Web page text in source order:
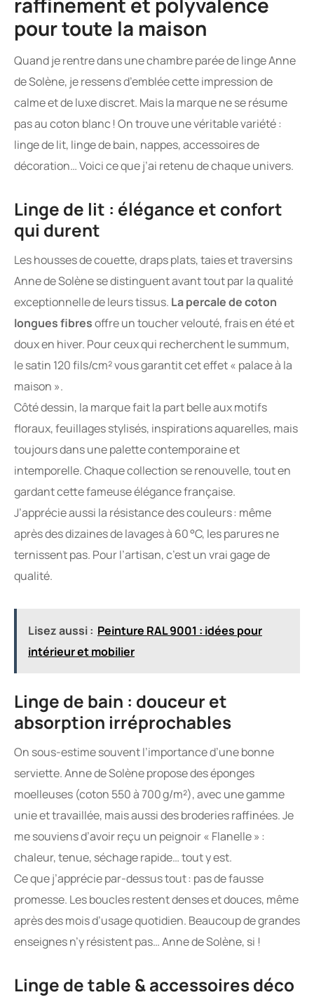
pour toute la maison
Quand je rentre dans une chambre parée de linge Anne
de Solène, je ressens d’emblée cette impression de
calme et de luxe discret. Mais la marque ne se résume
pas au coton blanc ! On trouve une véritable variété :
linge de lit, linge de bain, nappes, accessoires de
décoration… Voici ce que j’ai retenu de chaque univers.
Linge de lit : élégance et confort
qui durent
Les housses de couette, draps plats, taies et traversins
Anne de Solène se distinguent avant tout par la qualité
exceptionnelle de leurs tissus. La percale de coton
longues fibresoffre un toucher velouté, frais en été et
doux en hiver. Pour ceux qui recherchent le summum,
le satin 120 fils/cm² vous garantit cet effet « palace à la
maison ».
Côté dessin, la marque fait la part belle aux motifs
floraux, feuillages stylisés, inspirations aquarelles, mais
toujours dans une palette contemporaine et
intemporelle. Chaque collection se renouvelle, tout en
gardant cette fameuse élégance française.
J’apprécie aussi la résistance des couleurs : même
après des dizaines de lavages à 60 °C, les parures ne
ternissent pas. Pour l’artisan, c’est un vrai gage de
qualité.
Lisez aussi : Peinture RAL 9001 : idées pour
intérieur et mobilier
Linge de bain : douceur et
absorption irréprochables
On sous-estime souvent l’importance d’une bonne
serviette. Anne de Solène propose des éponges
moelleuses (coton 550 à 700 g/m²), avec une gamme
unie et travaillée, mais aussi des broderies raffinées. Je
me souviens d’avoir reçu un peignoir « Flanelle » :
chaleur, tenue, séchage rapide… tout y est.
Ce que j’apprécie par-dessus tout : pas de fausse
promesse. Les boucles restent denses et douces, même
après des mois d’usage quotidien. Beaucoup de grandes
enseignes n’y résistent pas… Anne de Solène, si !
Linge de table & accessoires déco